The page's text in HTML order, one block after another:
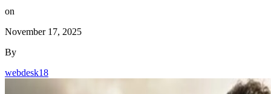
on
November 17, 2025
By
webdesk18